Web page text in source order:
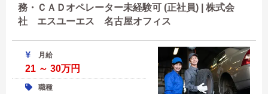
務・ＣＡＤオペレーター未経験可 (正社員) | 株式会
社 エスユーエス 名古屋オフィス
月給
21 ～ 30万円
職種